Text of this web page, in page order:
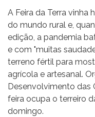
A Feira da Terra vinha
do mundo rural e,
edição, a pandemia
e com "muitas
terreno fértil para
agrícola e artesanal.
Desenvolvimento das
feira ocupa o terreiro
domingo.